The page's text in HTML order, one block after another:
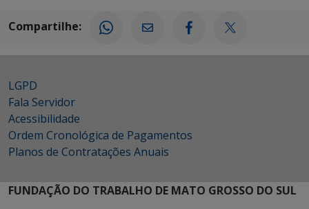
Compartilhe:
LGPD
Fala Servidor
Acessibilidade
Ordem Cronológica de Pagamentos
Planos de Contratações Anuais
FUNDAÇÃO DO TRABALHO DE MATO GROSSO DO SUL